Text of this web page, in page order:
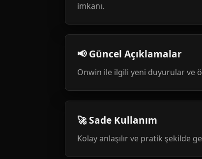
imkanı.
📢 Güncel Açıklamalar
Onwin ile ilgili yeni duyurular ve
🚀 Sade Kullanım
Kolay anlaşılır ve pratik şekilde